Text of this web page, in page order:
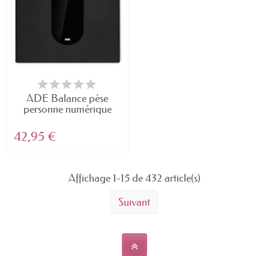
ADE Balance pèse
personne numérique
42,95 €
Affichage 1-15 de 432 article(s)
Suivant